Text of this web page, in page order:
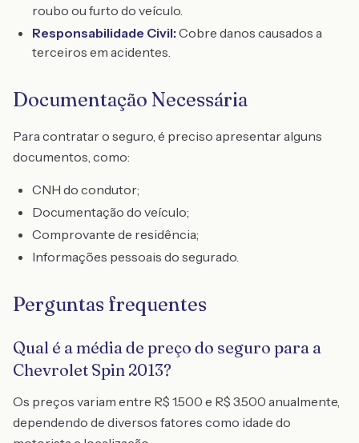
roubo ou furto do veículo.
Responsabilidade Civil: Cobre danos causados a
terceiros em acidentes.
Documentação Necessária
Para contratar o seguro, é preciso apresentar alguns
documentos, como:
CNH do condutor;
Documentação do veículo;
Comprovante de residência;
Informações pessoais do segurado.
Perguntas frequentes
Qual é a média de preço do seguro para a
Chevrolet Spin 2013?
Os preços variam entre R$ 1.500 e R$ 3.500 anualmente,
dependendo de diversos fatores como idade do